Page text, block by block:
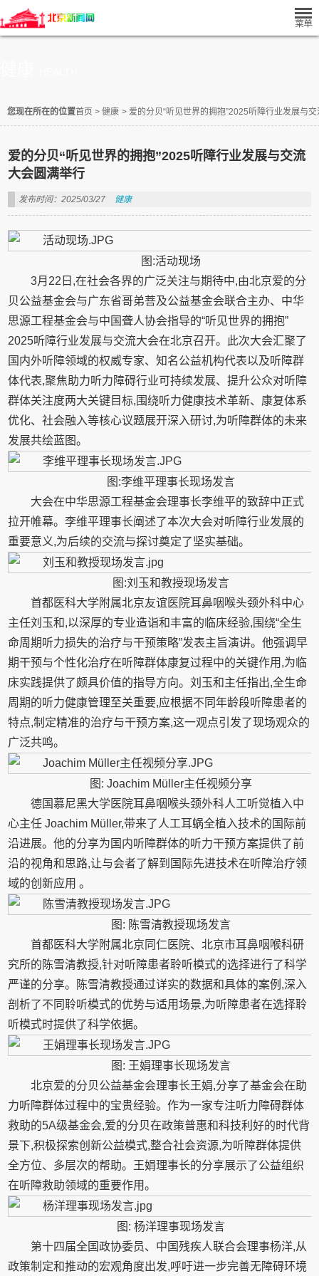
您现在所在的位置首页 > 健康 > 爱的分贝“听见世界的拥抱”2025听障行业发展与
爱的分贝“听见世界的拥抱”2025听障行业发展与交流
大会圆满举行
发布时间：2025/03/27 健康
图:活动现场
3月22日,在社会各界的广泛关注与期待中,由北京爱的分
贝公益基金会与广东省哥弟菩及公益基金会联合主办、中华
思源工程基金会与中国聋人协会指导的“听见世界的拥抱”
2025听障行业发展与交流大会在北京召开。此次大会汇聚了
国内外听障领域的权威专家、知名公益机构代表以及听障群
体代表,聚焦助力听力障碍行业可持续发展、提升公众对听障
群体关注度两大关键目标,围绕听力健康技术革新、康复体系
优化、社会融入等核心议题展开深入研讨,为听障群体的未来
发展共绘蓝图。
图:李维平理事长现场发言
大会在中华思源工程基金会理事长李维平的致辞中正式
拉开帷幕。李维平理事长阐述了本次大会对听障行业发展的
重要意义,为后续的交流与探讨奠定了坚实基础。
图:刘玉和教授现场发言
首都医科大学附属北京友谊医院耳鼻咽喉头颈外科中心
主任刘玉和,以深厚的专业造诣和丰富的临床经验,围绕“全生
命周期听力损失的治疗与干预策略”发表主旨演讲。他强调早
期干预与个性化治疗在听障群体康复过程中的关键作用,为临
床实践提供了颇具价值的指导方向。刘玉和主任指出,全生命
周期的听力健康管理至关重要,应根据不同年龄段听障患者的
特点,制定精准的治疗与干预方案,这一观点引发了现场观众的
广泛共鸣。
图: Joachim Müller主任视频分享
德国慕尼黑大学医院耳鼻咽喉头颈外科人工听觉植入中
心主任 Joachim Müller,带来了人工耳蜗全植入技术的国际前
沿进展。他的分享为国内听障群体的听力干预方案提供了前
沿的视角和思路,让与会者了解到国际先进技术在听障治疗领
域的创新应用 。
图: 陈雪清教授现场发言
首都医科大学附属北京同仁医院、北京市耳鼻咽喉科研
究所的陈雪清教授,针对听障患者聆听模式的选择进行了科学
严谨的分享。陈雪清教授通过详实的数据和具体的案例,深入
剖析了不同聆听模式的优势与适用场景,为听障患者在选择聆
听模式时提供了科学依据。
图: 王娟理事长现场发言
北京爱的分贝公益基金会理事长王娟,分享了基金会在助
力听障群体过程中的宝贵经验。作为一家专注听力障碍群体
救助的5A级基金会,爱的分贝在政策普惠和科技利好的时代背
景下,积极探索创新公益模式,整合社会资源,为听障群体提供
全方位、多层次的帮助。王娟理事长的分享展示了公益组织
在听障救助领域的重要作用。
图: 杨洋理事现场发言
第十四届全国政协委员、中国残疾人联合会理事杨洋,从
政策制定和推动的宏观角度出发,呼吁进一步完善无障碍环境